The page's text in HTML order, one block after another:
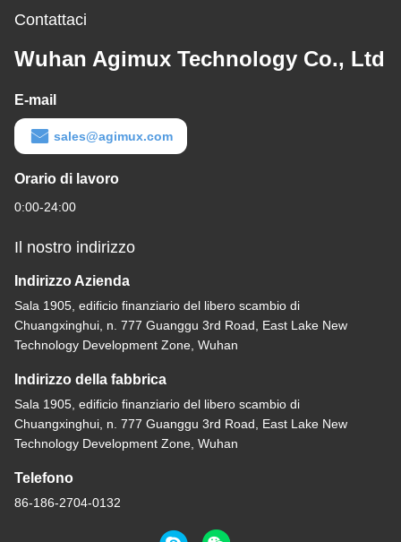
Contattaci
Wuhan Agimux Technology Co., Ltd
E-mail
sales@agimux.com
Orario di lavoro
0:00-24:00
Il nostro indirizzo
Indirizzo Azienda
Sala 1905, edificio finanziario del libero scambio di
Chuangxinghui, n. 777 Guanggu 3rd Road, East Lake New
Technology Development Zone, Wuhan
Indirizzo della fabbrica
Sala 1905, edificio finanziario del libero scambio di
Chuangxinghui, n. 777 Guanggu 3rd Road, East Lake New
Technology Development Zone, Wuhan
Telefono
86-186-2704-0132